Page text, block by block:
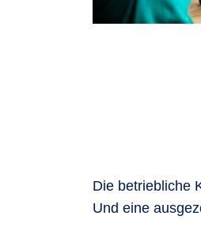
Die betriebliche
Und eine